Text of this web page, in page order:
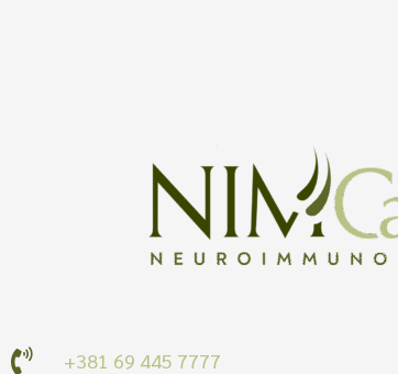
+381 69 445 7777